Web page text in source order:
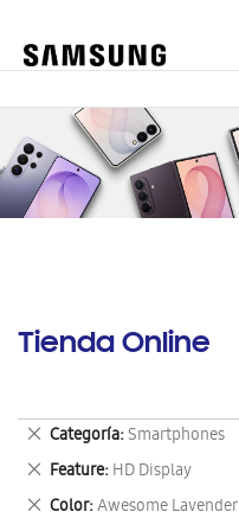
Tienda Online
Categoría Smartphones
Eliminar
este
artículo
Feature HD Display
Eliminar
este
artículo
Color Awesome Lavender
Eliminar